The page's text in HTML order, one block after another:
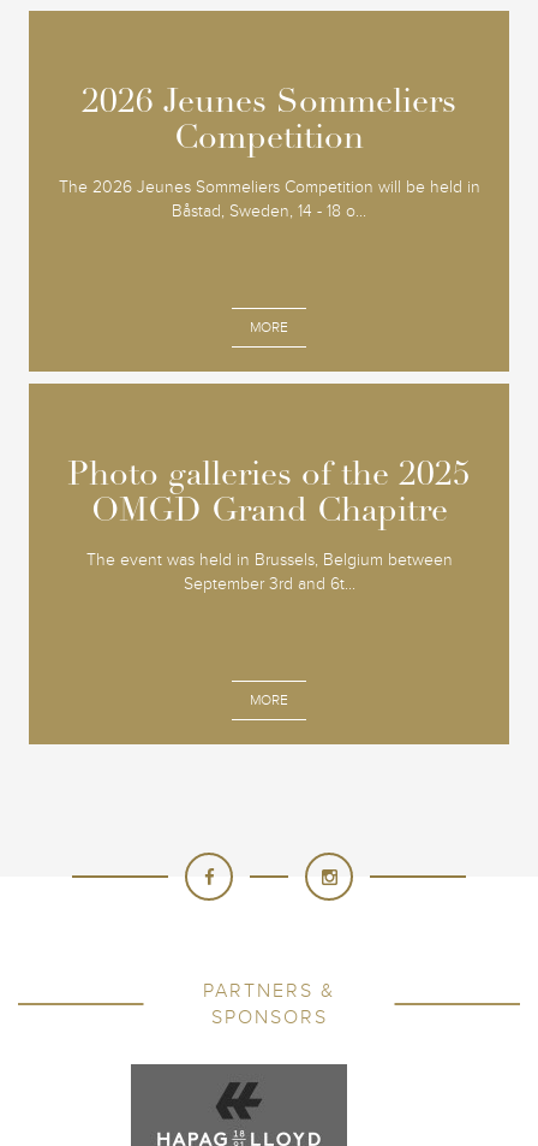
2026 Jeunes Sommeliers
Competition
The 2026 Jeunes Sommeliers Competition will be held in
Båstad, Sweden, 14 - 18 o...
MORE
2026 Jeunes Sommeliers
Competition
Photo galleries of the 2025
OMGD Grand Chapitre
The event was held in Brussels, Belgium between
September 3rd and 6t...
MORE
Photo galleries of the 2025
OMGD Grand Chapitre
PARTNERS &
SPONSORS